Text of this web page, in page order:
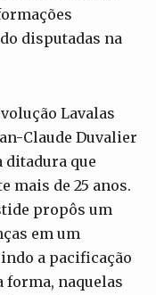
disputadas na
Lavalas
Claude Duvalier
ditadura que
mais de 25 anos.
propôs um
em um
a pacificação
forma, naquelas